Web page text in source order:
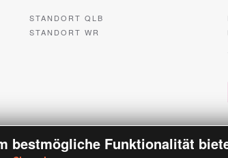
bestmögliche Funktionalität
STANDORT QLB
STANDORT WR